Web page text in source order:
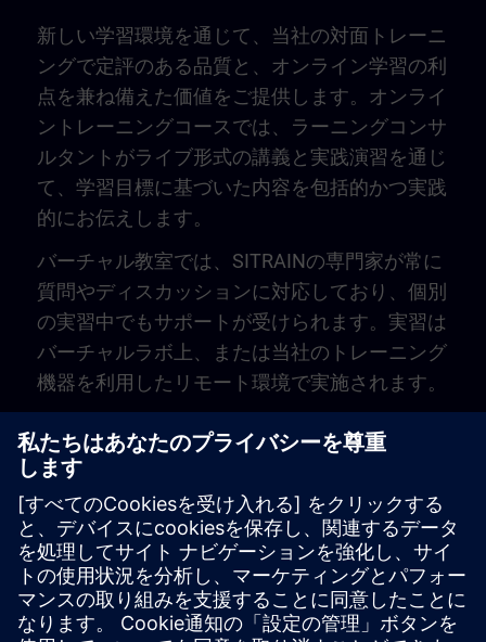
新しい学習環境を通じて、当社の対面トレーニ
ングで定評のある品質と、オンライン学習の利
点を兼ね備えた価値をご提供します。オンライ
ントレーニングコースでは、ラーニングコンサ
ルタントがライブ形式の講義と実践演習を通じ
て、学習目標に基づいた内容を包括的かつ実践
的にお伝えします。
バーチャル教室では、SITRAINの専門家が常に
質問やディスカッションに対応しており、個別
の実習中でもサポートが受けられます。実習は
バーチャルラボ上、または当社のトレーニング
機器を利用したリモート環境で実施されます。
Play